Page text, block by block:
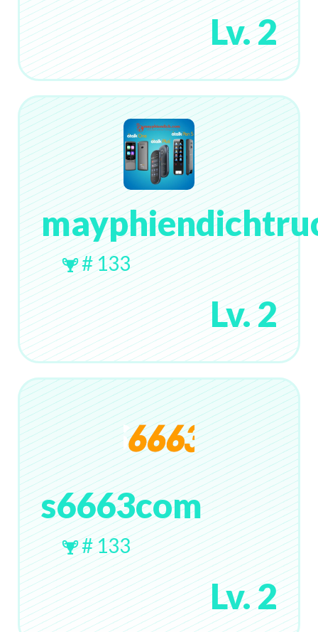
Lv. 2
# 133
Lv. 2
s6663com
# 133
Lv. 2